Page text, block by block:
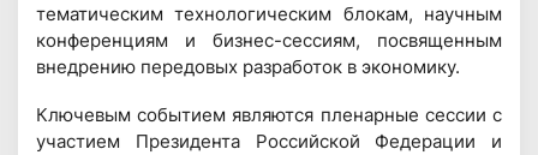
тематическим технологическим блокам, научным
конференциям и бизнес-сессиям, посвященным
внедрению передовых разработок в экономику.
Ключевым событием являются пленарные сессии с
участием Президента Российской Федерации и